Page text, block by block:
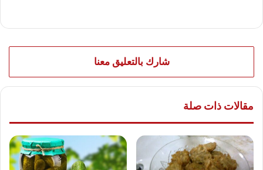
شارك بالتعليق معنا
مقالات ذات صلة